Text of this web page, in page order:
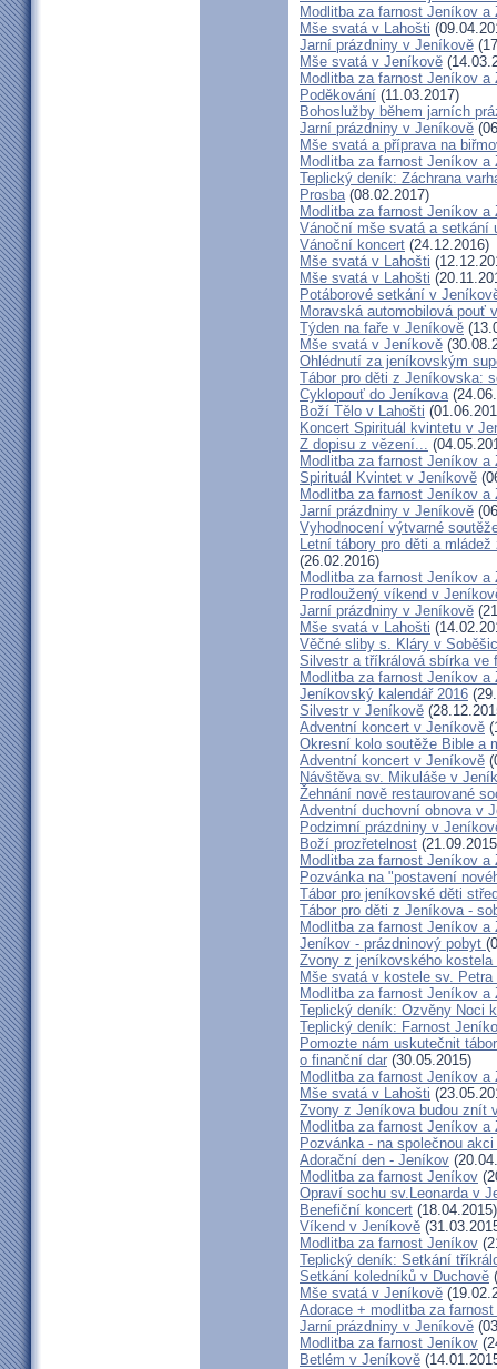
Modlitba za farnost Jeníkov a
Mše svatá v Lahošti
Jarní prázdniny v Jeníkově
Mše svatá v Jeníkově
Modlitba za farnost Jeníkov a
Poděkování (11.03.2017)
Bohoslužby během jarních
Jarní prázdniny v Jeníkově
Mše svatá a příprava na
Modlitba za farnost Jeníkov
Teplický deník: Záchrana
Prosba(08.02.2017)
Modlitba za farnost Jeníkov a
Vánoční mše svatá a setkání
Vánoční koncert (24.12.2016)
Mše svatá v Lahošti
Mše svatá v Lahošti
Potáborové setkání v
Moravská automobilová pouť
Týden na faře v Jeníkově
Mše svatá v Jeníkově
Ohlédnutí za jeníkovským
Tábor pro děti z Jeníkovska:
Cyklopouť do Jeníkova
Boží Tělo v Lahošti
Koncert Spirituál kvintetu v
Z dopisu z vězení...
Modlitba za farnost Jeníkov a
Spirituál Kvintet v Jeníkově
Modlitba za farnost Jeníkov a
Jarní prázdniny v Jeníkově
Vyhodnocení výtvarné
Letní tábory pro děti a
(26.02.2016)
Modlitba za farnost Jeníkov a
Prodloužený víkend v
Jarní prázdniny v Jeníkově
Mše svatá v Lahošti
Věčné sliby s. Kláry v
Silvestr a tříkrálová sbírka ve
Modlitba za farnost Jeníkov a
Jeníkovský kalendář 2016
Silvestr v Jeníkově
Adventní koncert v Jeníkově
Okresní kolo soutěže Bible a
Adventní koncert v Jeníkově
Návštěva sv. Mikuláše v
Žehnání nově restaurované
Adventní duchovní obnova v
Podzimní prázdniny v
Boží prozřetelnost
Modlitba za farnost Jeníkov a
Pozvánka na "postavení
Tábor pro jeníkovské děti
Tábor pro děti z Jeníkova -
Modlitba za farnost Jeníkov a
Jeníkov - prázdninový pobyt
Zvony z jeníkovského
Mše svatá v kostele sv.
Modlitba za farnost Jeníkov a
Teplický deník: Ozvěny Noci
Teplický deník: Farnost
Pomozte nám uskutečnit
o finanční dar (30.05.2015)
Modlitba za farnost Jeníkov a
Mše svatá v Lahošti
Zvony z Jeníkova budou znít
Modlitba za farnost Jeníkov a
Pozvánka - na společnou
Adorační den - Jeníkov
Modlitba za farnost Jeníkov
Opraví sochu sv.Leonarda v
Benefiční koncert (18.04.2015)
Víkend v Jeníkově
Modlitba za farnost Jeníkov
Teplický deník: Setkání
Setkání koledníků v Duchově
Mše svatá v Jeníkově
Adorace + modlitba za
Jarní prázdniny v Jeníkově
Modlitba za farnost Jeníkov
Betlém v Jeníkově